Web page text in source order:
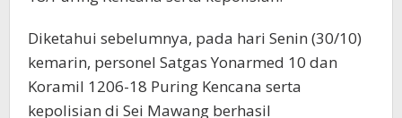
Diketahui sebelumnya, pada hari Senin (30/10)
kemarin, personel Satgas Yonarmed 10 dan
Koramil 1206-18 Puring Kencana serta
kepolisian di Sei Mawang berhasil